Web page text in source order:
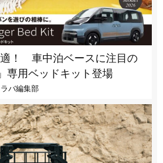
！ 車中泊ベースに注目の
専用ベッドキット登場
バ編集部